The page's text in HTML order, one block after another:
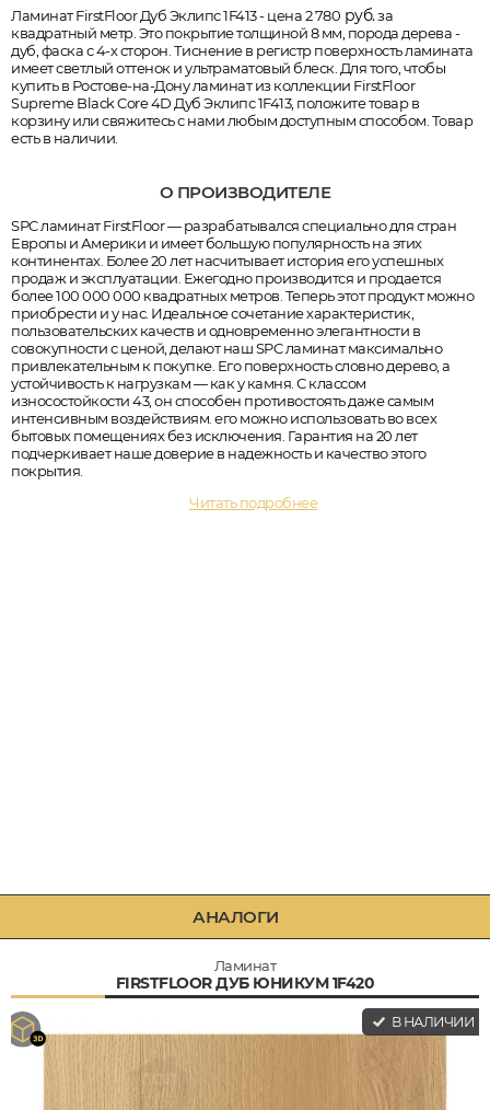
Ламинат FirstFloor Дуб Эклипс 1F413 - цена 2 780 руб.за
квадратный метр. Это покрытие толщиной 8 мм, порода дерева -
дуб, фаска с 4-х сторон. Тиснение в регистр поверхность ламината
имеет светлый оттенок и ультраматовый блеск. Для того, чтобы
купить в Ростове-на-Дону ламинат из коллекции FirstFloor
Supreme Black Core 4D Дуб Эклипс 1F413, положите товар в
корзину или свяжитесь с нами любым доступным способом. Товар
есть в наличии.
О ПРОИЗВОДИТЕЛЕ
SPC ламинат FirstFloor — разрабатывался специально для стран
Европы и Америки и имеет большую популярность на этих
континентах. Более 20 лет насчитывает история его успешных
продаж и эксплуатации. Ежегодно производится и продается
более 100 000 000 квадратных метров. Теперь этот продукт можно
приобрести и у нас. Идеальное сочетание характеристик,
пользовательских качеств и одновременно элегантности в
совокупности с ценой, делают наш SPC ламинат максимально
привлекательным к покупке. Его поверхность словно дерево, а
устойчивость к нагрузкам — как у камня. С классом
износостойкости 43, он способен противостоять даже самым
интенсивным воздействиям. его можно использовать во всех
бытовых помещениях без исключения. Гарантия на 20 лет
подчеркивает наше доверие в надежность и качество этого
покрытия.
Читать подробнее
АНАЛОГИ
Ламинат
FIRSTFLOOR ДУБ ЮНИКУМ 1F420
В НАЛИЧИИ